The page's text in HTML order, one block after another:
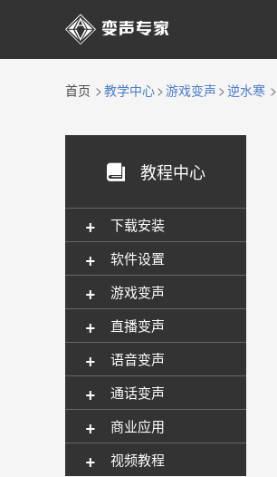

首页 教学中心 游戏变声 逆水寒
 教程中心
下载安装
+
软件设置
+
游戏变声
+
直播变声
+
语音变声
+
通话变声
+
商业应用
+
视频教程
+